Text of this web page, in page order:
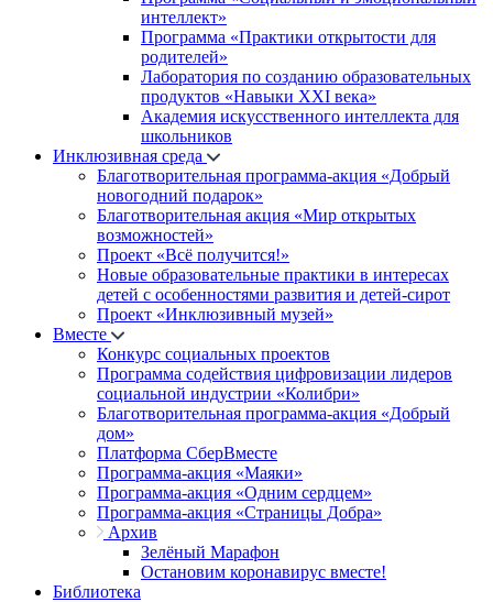
интеллект»
Программа «Практики открытости для
родителей»
Лаборатория по созданию образовательных
продуктов «Навыки XXI века»
Академия искусственного интеллекта для
школьников
Инклюзивная среда
Благотворительная программа-акция «Добрый
новогодний подарок»
Благотворительная акция «Мир открытых
возможностей»
Проект «Всё получится!»
Новые образовательные практики в интересах
детей с особенностями развития и детей-сирот
Проект «Инклюзивный музей»
Вместе
Конкурс социальных проектов
Программа содействия цифровизации лидеров
социальной индустрии «Колибри»
Благотворительная программа-акция «Добрый
дом»
Платформа СберВместе
Программа-акция «Маяки»
Программа-акция «Одним сердцем»
Программа-акция «Страницы Добра»
Архив
Зелёный Марафон
Остановим коронавирус вместе!
Библиотека